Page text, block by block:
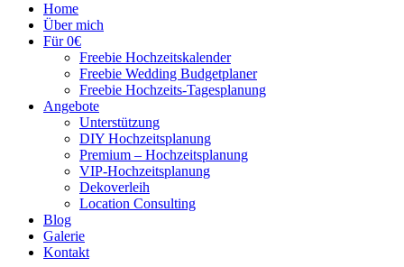
Home
Über mich
Für 0€
Freebie Hochzeitskalender
Freebie Wedding Budgetplaner
Freebie Hochzeits-Tagesplanung
Angebote
Unterstützung
DIY Hochzeitsplanung
Premium – Hochzeitsplanung
VIP-Hochzeitsplanung
Dekoverleih
Location Consulting
Blog
Galerie
Kontakt